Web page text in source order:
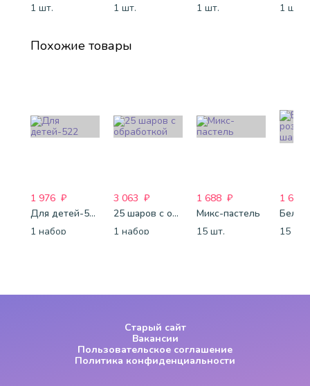
1 шт.
1 шт.
1 шт.
1 шт.
Похожие товары
1 976 ₽
Для детей-522
1 набор
3 063 ₽
25 шаров с обработкой
1 набор
1 688 ₽
Микс-пастель
15 шт.
1 688
15 шт.
Старый сайт
Вакансии
Пользовательское соглашение
Политика конфиденциальности